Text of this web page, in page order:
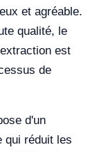
et agréable.
qualité, le
est
de
d'un
qui réduit les